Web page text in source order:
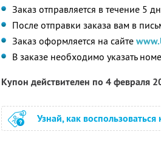
Заказ отправляется в течение 5
После отправки заказа вам в
Заказ оформляется на сайте
В заказе необходимо указать
Купон действителен по 4 февраля
Узнай, как